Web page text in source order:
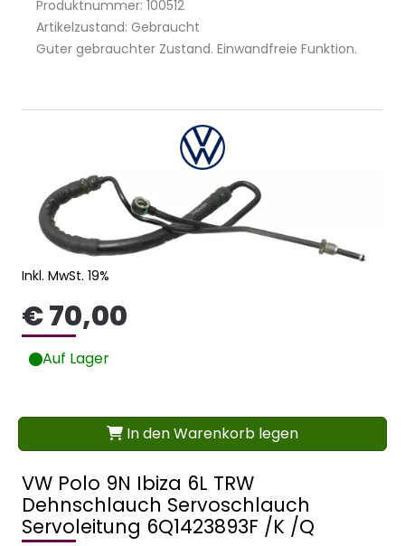
Produktnummer: 100512
Artikelzustand: Gebraucht
Guter gebrauchter Zustand. Einwandfreie Funktion.
VW Polo 9N Ibiza 6L TRW
Dehnschlauch Servoschlauch
Servoleitung 6Q1423893F /K /Q
Inkl. MwSt. 19%
€ 70,00
Auf Lager
In den Warenkorb legen